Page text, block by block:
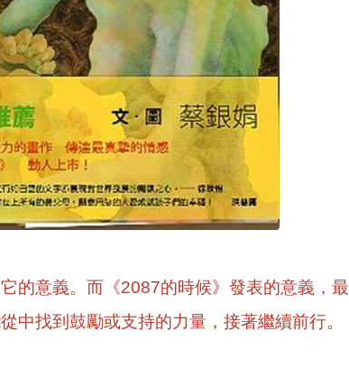
的意義。而《2087的時候》發表的意義，最
中找到鼓勵或支持的力量，接著繼續前行。